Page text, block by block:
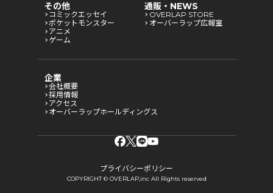
その他
コミックエッセイ
ポケットモンスター
アニメ
ゲーム
通販・NEWS
OVERLAP STORE
オーバーラップ広報室
企業
会社概要
採用情報
アクセス
オーバーラップホールディングス
プライバシーポリシー
COPYRIGHT © OVERLAP,inc All Rights reserved